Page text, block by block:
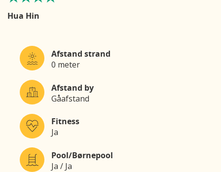
Hua Hin
Afstand strand
0 meter
Afstand by
Gåafstand
Fitness
Ja
Pool/Børnepool
Ja / Ja